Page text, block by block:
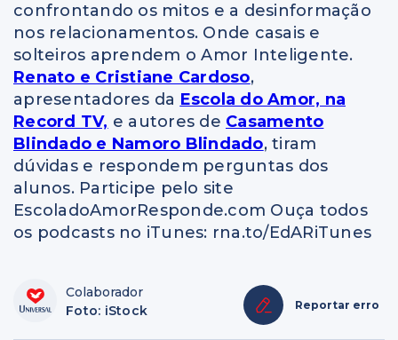
confrontando os mitos e a desinformação
nos relacionamentos. Onde casais e
solteiros aprendem o Amor Inteligente.
Renato e Cristiane Cardoso,
apresentadores da Escola do Amor, na
Record TV, e autores de Casamento
Blindado e Namoro Blindado, tiram
dúvidas e respondem perguntas dos
alunos. Participe pelo site
EscoladoAmorResponde.com Ouça todos
os podcasts no iTunes: rna.to/EdARiTunes
Colaborador
Foto: iStock
Reportar erro